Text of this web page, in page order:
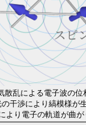
乱による電子波の
干渉により縞模様が
より電子の軌道が曲